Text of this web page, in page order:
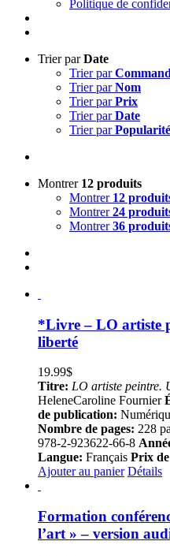
Politique de
Trier parDate
Trier par
Trier parNom
Trier parPrix
Trier parDate
Trier parPopularité
Montrer 12 produits
Montrer 12
Montrer24
Montrer36
*Livre – LO artiste
liberté
19.99$
Titre: LO artiste peintre.
HeleneCaroline Fournier
de publication:
Nombre de pages: 228
978-2-923622-66-8
Langue: Français Prix
Ajouter au panier Détails
Formation
l’art » – version